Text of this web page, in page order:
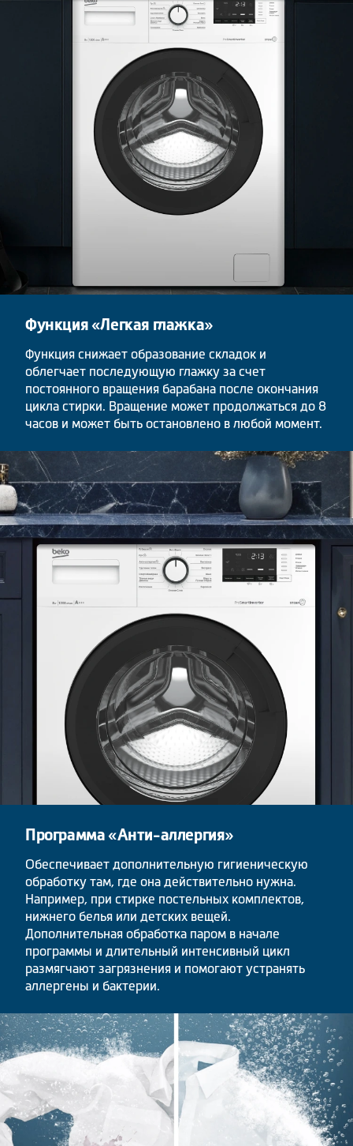
Функция «Легкая глажка»
Функция снижает образование складок и
облегчает последующую глажку за счет
постоянного вращения барабана после окончания
цикла стирки. Вращение может продолжаться до 8
часов и может быть остановлено в любой момент.
Программа «Анти-аллергия»
Обеспечивает дополнительную гигиеническую
обработку там, где она действительно нужна.
Например, при стирке постельных комплектов,
нижнего белья или детских вещей.
Дополнительная обработка паром в начале
программы и длительный интенсивный цикл
размягчают загрязнения и помогают устранять
аллергены и бактерии.